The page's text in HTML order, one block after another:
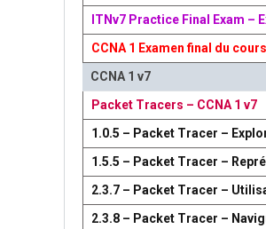
ITNv7 Practice Final Exam –
CCNA 1 Examen final du
CCNA 1 v7
Packet Tracers – CCNA 1 v7
1.0.5 – Packet Tracer –
1.5.5 – Packet Tracer –
2.3.7 – Packet Tracer –
2.3.8 – Packet Tracer –